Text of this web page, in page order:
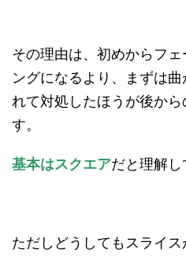
その理由は、初めからフ
ングになるより、まずは
れて対処したほうが後か
す。
基本はスクエアだと理解し
ただしどうしてもスライ